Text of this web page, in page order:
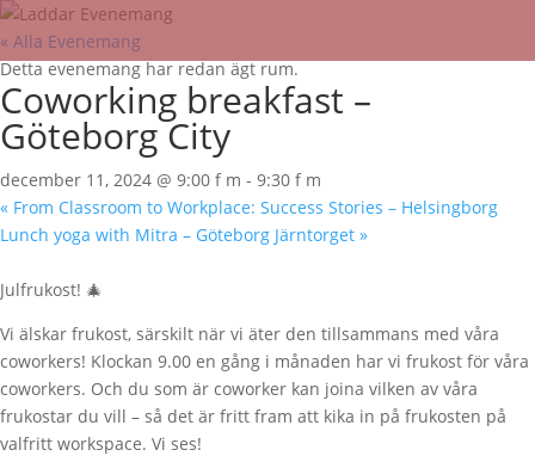
« Alla Evenemang
Detta evenemang har redan ägt rum.
Coworking breakfast –
Göteborg City
december 11, 2024 @ 9:00 f m - 9:30 f m
« From Classroom to Workplace: Success Stories – Helsingborg
Lunch yoga with Mitra – Göteborg Järntorget »
Julfrukost! 🎄
Vi älskar frukost, särskilt när vi äter den tillsammans med våra
coworkers! Klockan 9.00 en gång i månaden har vi frukost för våra
coworkers. Och du som är coworker kan joina vilken av våra
frukostar du vill – så det är fritt fram att kika in på frukosten på
valfritt workspace. Vi ses!